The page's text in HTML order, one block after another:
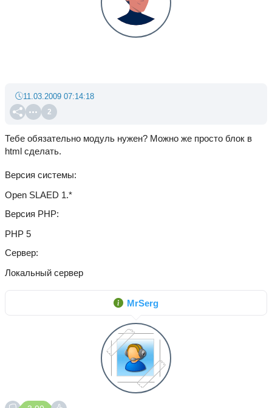
2
11.03.2009 07:14:18
Тебе обязательно модуль нужен? Можно же просто блок в
html сделать.
Версия системы
Open SLAED 1.*
Версия PHP
PHP 5
Сервер
Локальный сервер
MrSerg